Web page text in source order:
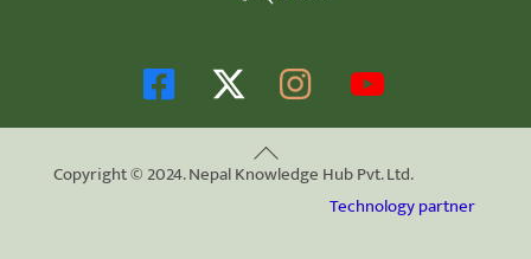
Back
To
Copyright © 2024. Nepal Knowledge Hub Pvt. Ltd.
Technology partner